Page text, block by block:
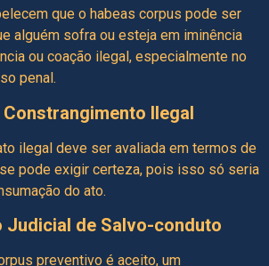
que o habeas corpus pode ser
alguém sofra ou esteja em iminência
ou coação ilegal, especialmente no
penal.
Ilegal
ilegal deve ser avaliada em termos de
pode exigir certeza, pois isso só seria
do ato.
Judicial de Salvo-conduto
preventivo é aceito, um